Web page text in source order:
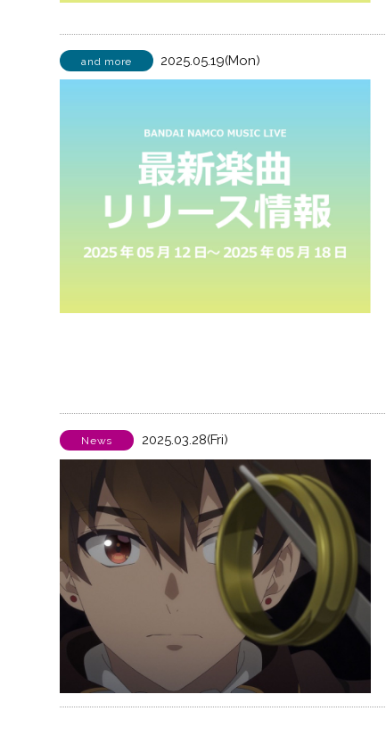
and more 2025.05.19(Mon)
News 2025.03.28(Fri)